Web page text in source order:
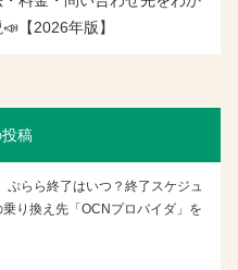
【2026年版】
稿
ぷらら終了はいつ？終了スケジュ
り換え先「OCNプロバイダ」を